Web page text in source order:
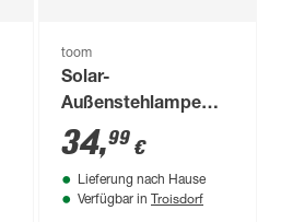
toom
Solar-
Außenstehlampe
warmweiß IP 44 Ø
28,5 x 24,5 cm
34,99 €
Lieferung nach Hause
Verfügbar in Troisdorf